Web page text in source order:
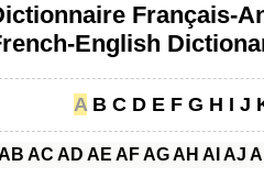
Français-
English
A B C D E F G H I J
AC AD AE AFAGAH AI AJ